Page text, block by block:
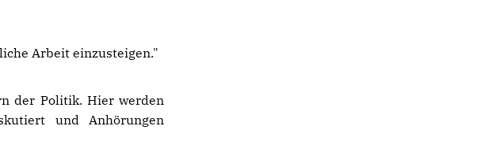
Arbeit einzusteigen."
der Politik. Hier werden
und Anhörungen